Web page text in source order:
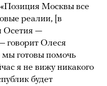
Москвы все
реалии, [в
Осетия —
говорит Олеся
готовы помочь
я не вижу никакого
будет